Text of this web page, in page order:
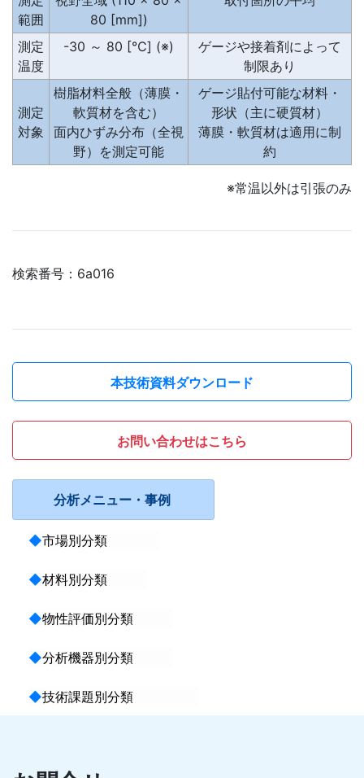
範囲
80 [mm])
測定
温度
-30 ～ 80 [℃] (※)
ゲージや接着剤によって
制限あり
測定
対象
樹脂材料全般（薄膜・
軟質材を含む）
面内ひずみ分布（全視
野）を測定可能
ゲージ貼付可能な材料・
形状（主に硬質材）
薄膜・軟質材は適用に制
約
※常温以外は引張のみ
検索番号：6a016
本技術資料ダウンロード
お問い合わせはこちら
分析メニュー・事例
◆市場別分類
◆材料別分類
◆物性評価別分類
◆分析機器別分類
◆技術課題別分類